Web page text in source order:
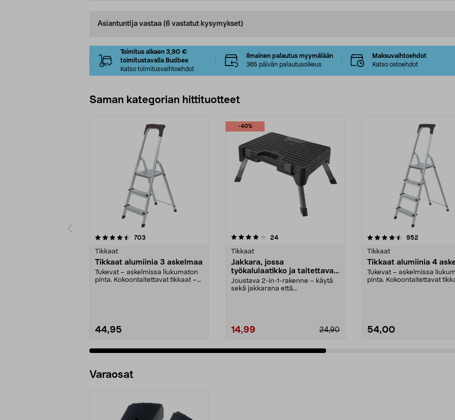
Asiantuntija vastaa (6 vastatut kysymykset)
Toimitus alkaen 3,90 €
toimitustavalla Budbee
Katso toimitusvaihtoehdot
Ilmainen palautus myymälään
365 päivän palautusoikeus
Maksuvaihtoehdot
Katso ostoehdot
Saman kategorian hittituotteet
703
Tikkaat
Tikkaat alumiinia 3 askelmaa
Tukevat – askelmissa liukumaton
pinta. Kokoontaitettavat tikkaat –
44,95
-40%
4.0 viidestä
24arvostelut
Tikkaat
Jakkara, jossa
työkalulaatikko ja taitettavat
jalat, 23 cm
Joustava 2-in-1-rakenne – käytä
sekä jakkarana että
14,99 24,90
4.5 viidestä
952
Tikkaat
Tikkaat alumiinia 4
Tukevat – askelmissa
pinta. Kokoontaitettavat
54,00
4.5 viidestä
Varaosat